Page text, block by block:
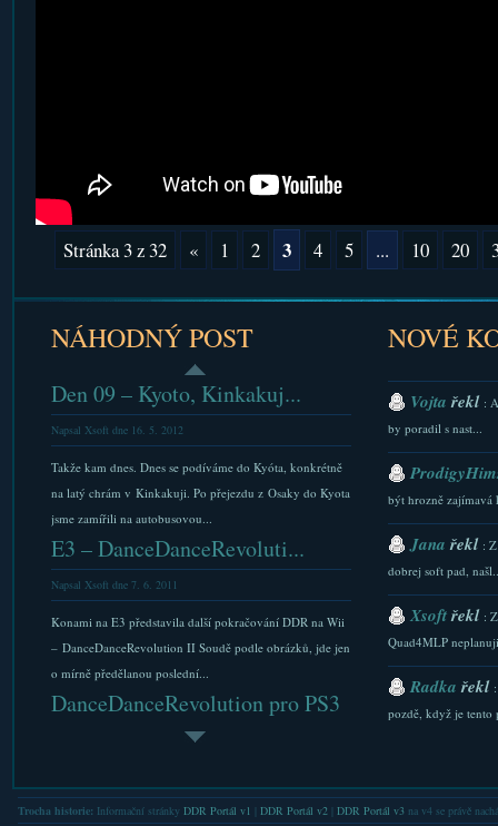
Stránka 3 z 32 « 1 2 3 4 5 ... 10 20
NÁHODNÝ POST
Den 09 – Kyoto, Kinkakuj...
Napsal Xsoft dne 16. 5. 2012
Takže kam dnes. Dnes se podíváme do Kyóta, konkrétně
na latý chrám v Kinkakuji. Po přejezdu z Osaky do Kyota
jsme zamířili na autobusovou...
E3 – DanceDanceRevoluti...
Napsal Xsoft dne 7. 6. 2011
Konami na E3 představila další pokračování DDR na Wii
– DanceDanceRevolution II Soudě podle obrázků, jde jen
o mírně předělanou poslední...
DanceDanceRevolution pro PS3
Napsal Xsoft dne 17. 11. 2010
tedy liší? Tak zaprve, je to na PS3. (předpokládám, že se
NOVÉ
Vojtařekl :
by poradil s nast...
být hrozně zajímavá
Janařekl :
dobrej soft pad,
Xsoftřekl :
Quad4MLP
Radkařekl
pozdě, když je tento
stazeni a Downlaod...
Trocha historie: Informační stránky DDR Portál v1 DDR Portál v2| DDR Portál v3na v4 se právě